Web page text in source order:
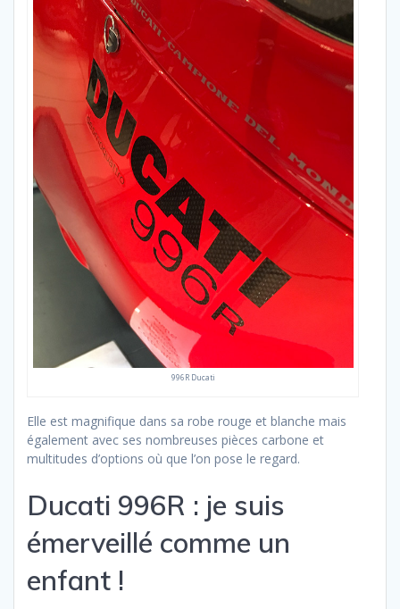
996R Ducati
Elle est magnifique dans sa robe rouge et blanche mais
également avec ses nombreuses pièces carbone et
multitudes d’options où que l’on pose le regard.
Ducati 996R : je suis
émerveillé comme un
enfant !